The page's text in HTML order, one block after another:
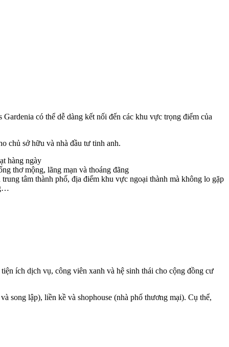
có thể dễ dàng kết nối đến các khu vực trọng điểm của
chủ sở hữu và nhà đầu tư tinh anh.
hàng ngày
thơ mộng, lãng mạn và thoáng đãng
tâm thành phố, địa điểm khu vực ngoại thành mà không lo gặp
ích dịch vụ, công viên xanh và hệ sinh thái cho cộng đồng cư
song lập), liền kề và shophouse (nhà phố thương mại). Cụ thể,